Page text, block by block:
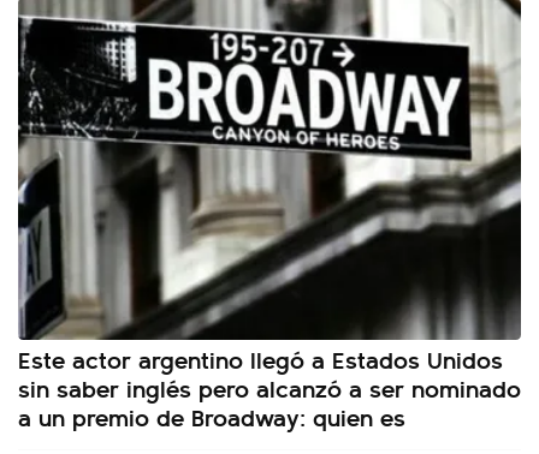
Este actor argentino llegó a Estados Unidos
sin saber inglés pero alcanzó a ser nominado
a un premio de Broadway: quien es